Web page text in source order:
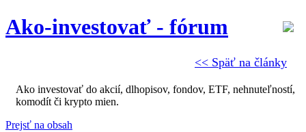
<< Späť na články
Ako-investovať - fórum
Ako investovať do akcií, dlhopisov, fondov, ETF, nehnuteľností,
komodít či krypto mien.
Prejsť na obsah